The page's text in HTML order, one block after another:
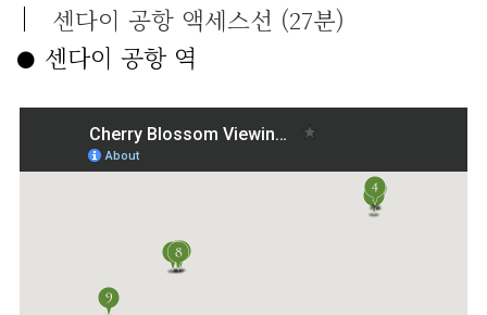
센다이 공항 액세스선 (27분)
센다이 공항 역